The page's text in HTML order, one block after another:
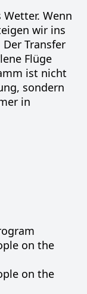
Wenn
wir ins
Transfer
Flüge
ist nicht
sondern
in
on the
on the